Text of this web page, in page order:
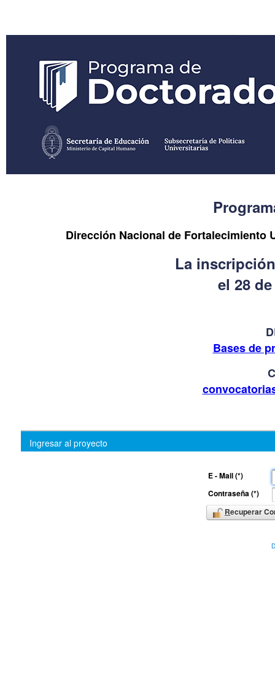
Dirección Nacional de Fortalecimiento
La
el 28
Bases de
Ingresar al proyecto
E - Mail (*)
Contraseña (*)
Recuperar